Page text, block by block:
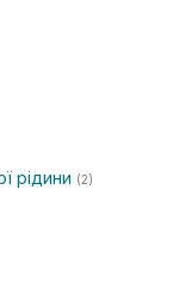
рідини (2)